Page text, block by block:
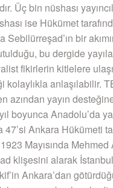
Üç bin nüshası
ise Hükümet
Sebilürreşad’ın bir
bu dergide
fikirlerin kitlelere
kolaylıkla anlaşılabilir.
azından yayın
boyunca Anadolu’da
47’si Ankara Hükümeti
1923 Mayısında
klişesini alarak
Ankara’dan